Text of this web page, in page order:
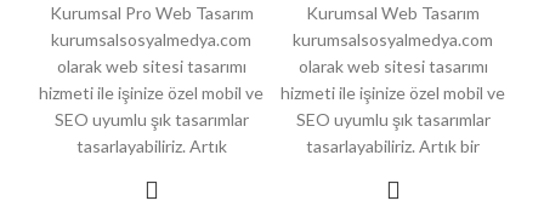
Kurumsal Pro Web Tasarım
kurumsalsosyalmedya.com
olarak web sitesi tasarımı
hizmeti ile işinize özel mobil ve
SEO uyumlu şık tasarımlar
tasarlayabiliriz. Artık
Kurumsal Web Tasarım
kurumsalsosyalmedya.com
olarak web sitesi tasarımı
hizmeti ile işinize özel mobil ve
SEO uyumlu şık tasarımlar
tasarlayabiliriz. Artık bir